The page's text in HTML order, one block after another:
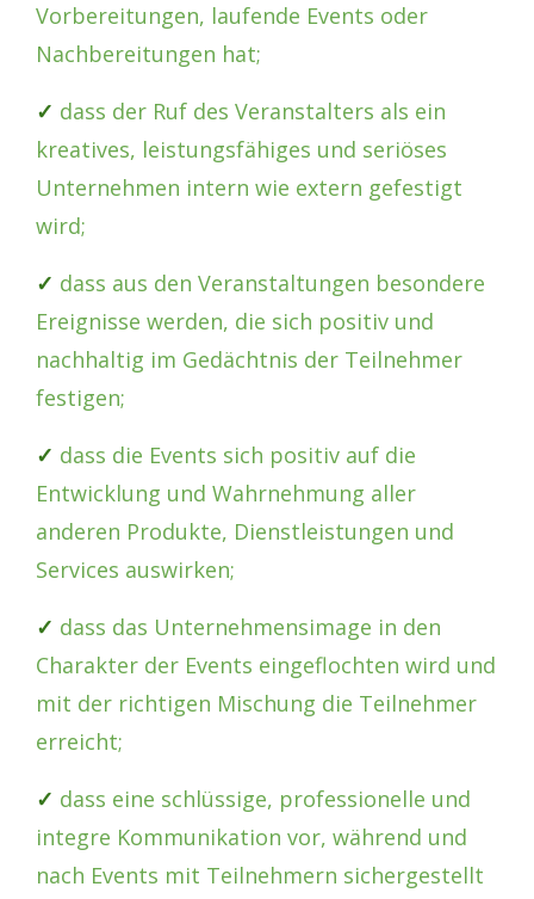
Vorbereitungen, laufende Events oder
Nachbereitungen hat;
✓ dass der Ruf des Veranstalters als ein
kreatives, leistungsfähiges und seriöses
Unternehmen intern wie extern gefestigt
wird;
✓ dass aus den Veranstaltungen besondere
Ereignisse werden, die sich positiv und
nachhaltig im Gedächtnis der Teilnehmer
festigen;
✓ dass die Events sich positiv auf die
Entwicklung und Wahrnehmung aller
anderen Produkte, Dienstleistungen und
Services auswirken;
✓ dass das Unternehmensimage in den
Charakter der Events eingeflochten wird und
mit der richtigen Mischung die Teilnehmer
erreicht;
✓ dass eine schlüssige, professionelle und
integre Kommunikation vor, während und
nach Events mit Teilnehmern sichergestellt